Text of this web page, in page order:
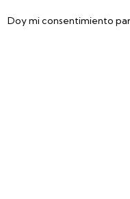
Doy mi consentimiento